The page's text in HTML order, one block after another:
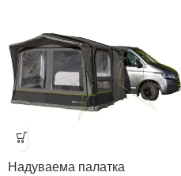
Надуваема палатка